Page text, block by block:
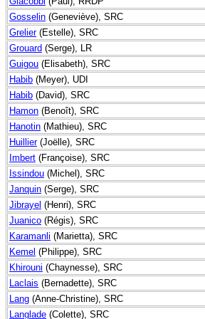
Gosselin (Geneviève), SRC
Grelier(Estelle), SRC
Grouard (Serge), LR
Guigou (Elisabeth), SRC
Habib (Meyer), UDI
Habib (David), SRC
Hamon (Benoît), SRC
Hanotin (Mathieu), SRC
Huillier(Joëlle), SRC
Imbert (Françoise), SRC
Issindou (Michel), SRC
Janquin (Serge), SRC
Jibrayel (Henri), SRC
Juanico (Régis), SRC
Karamanli (Marietta), SRC
Kemel (Philippe), SRC
Khirouni (Chaynesse), SRC
Laclais (Bernadette), SRC
Lang (Anne-Christine), SRC
Langlade (Colette), SRC